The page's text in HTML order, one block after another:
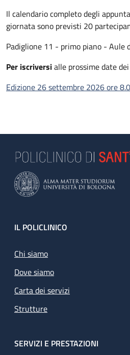
Il calendario completo degli
giornata sono previsti 20
Padiglione 11 - primo piano - Aule
Per iscriversialle prossime date
Edizione 26 settembre 2026 ore
Footer
IL POLICLINICO
Chi siamo
Dove siamo
Carta dei servizi
Strutture
SERVIZI E PRESTAZIONI